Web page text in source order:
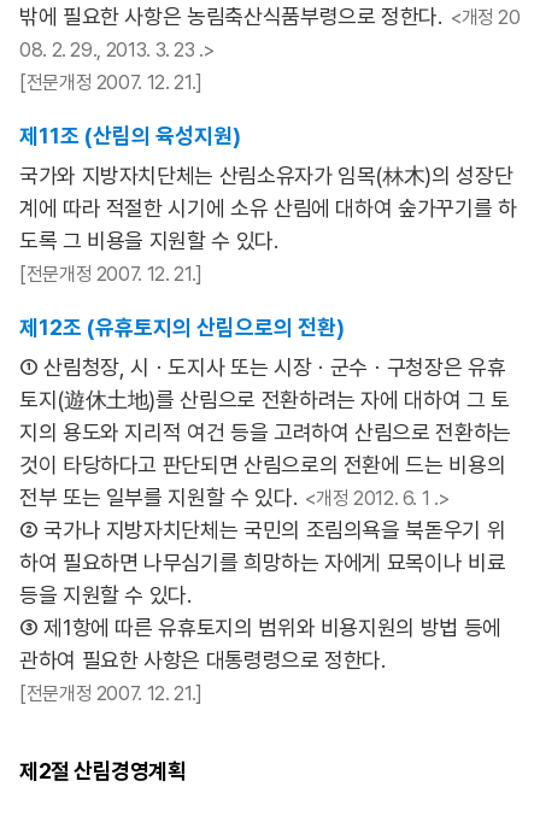
밖에 필요한 사항은 농림축산식품부령으로 정한다. <개정 20
08. 2. 29., 2013. 3. 23 .>
[전문개정 2007. 12. 21.]
제11조 (산림의 육성지원)
국가와 지방자치단체는 산림소유자가 임목(林木)의 성장단
계에 따라 적절한 시기에 소유 산림에 대하여 숲가꾸기를 하
도록 그 비용을 지원할 수 있다.
[전문개정 2007. 12. 21.]
제12조 (유휴토지의 산림으로의 전환)
① 산림청장, 시ㆍ도지사 또는 시장ㆍ군수ㆍ구청장은 유휴
토지(遊休土地)를 산림으로 전환하려는 자에 대하여 그 토
지의 용도와 지리적 여건 등을 고려하여 산림으로 전환하는
것이 타당하다고 판단되면 산림으로의 전환에 드는 비용의
전부 또는 일부를 지원할 수 있다. <개정 2012. 6. 1 .>
② 국가나 지방자치단체는 국민의 조림의욕을 북돋우기 위
하여 필요하면 나무심기를 희망하는 자에게 묘목이나 비료
등을 지원할 수 있다.
③ 제1항에 따른 유휴토지의 범위와 비용지원의 방법 등에
관하여 필요한 사항은 대통령령으로 정한다.
[전문개정 2007. 12. 21.]
제2절 산림경영계획